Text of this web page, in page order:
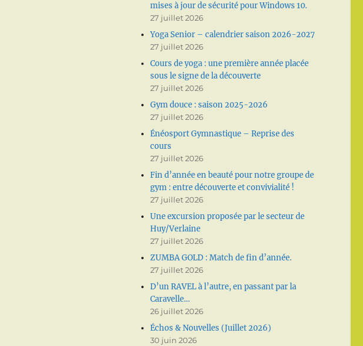
mises à jour de sécurité pour Windows 10.
27 juillet 2026
Yoga Senior – calendrier saison 2026-2027
27 juillet 2026
Cours de yoga : une première année placée
sous le signe de la découverte
27 juillet 2026
Gym douce : saison 2025-2026
27 juillet 2026
Énéosport Gymnastique – Reprise des
cours
27 juillet 2026
Fin d’année en beauté pour notre groupe de
gym : entre découverte et convivialité !
27 juillet 2026
Une excursion proposée par le secteur de
Huy/Verlaine
27 juillet 2026
ZUMBA GOLD : Match de fin d’année.
27 juillet 2026
D’un RAVEL à l’autre, en passant par la
Caravelle…
26 juillet 2026
Échos & Nouvelles (Juillet 2026)
30 juin 2026